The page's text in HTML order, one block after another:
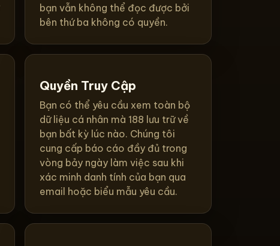
bạn vẫn không thể đọc được bởi
bên thứ ba không có quyền.
Quyền Truy Cập
Bạn có thể yêu cầu xem toàn bộ
dữ liệu cá nhân mà 188 lưu trữ về
bạn bất kỳ lúc nào. Chúng tôi
cung cấp báo cáo đầy đủ trong
vòng bảy ngày làm việc sau khi
xác minh danh tính của bạn qua
email hoặc biểu mẫu yêu cầu.